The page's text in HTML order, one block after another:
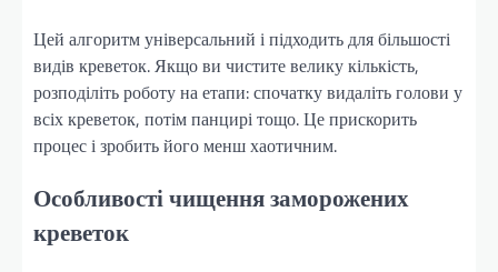
Цей алгоритм універсальний і підходить для більшості
видів креветок. Якщо ви чистите велику кількість,
розподіліть роботу на етапи: спочатку видаліть голови у
всіх креветок, потім панцирі тощо. Це прискорить
процес і зробить його менш хаотичним.
Особливості чищення заморожених
креветок